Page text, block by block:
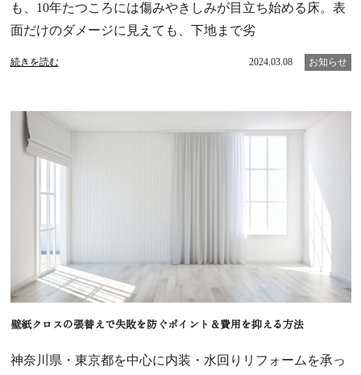
も、10年たつころには傷みやきしみが目立ち始める床。表
面だけのダメージに見えても、下地まで劣
続きを読む 2024.03.08 お知らせ
壁紙クロスの張替えで失敗を防ぐポイント＆費用を抑える方法
神奈川県・東京都を中心に内装・水回りリフォームを承っ